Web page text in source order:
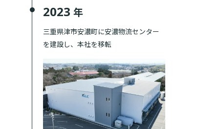
2023 年
三重県津市安濃町に安濃物流センター
を建設し、本社を移転